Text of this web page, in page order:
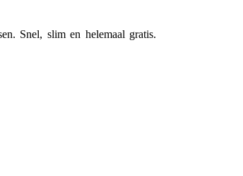
Snel, slim en helemaal gratis.